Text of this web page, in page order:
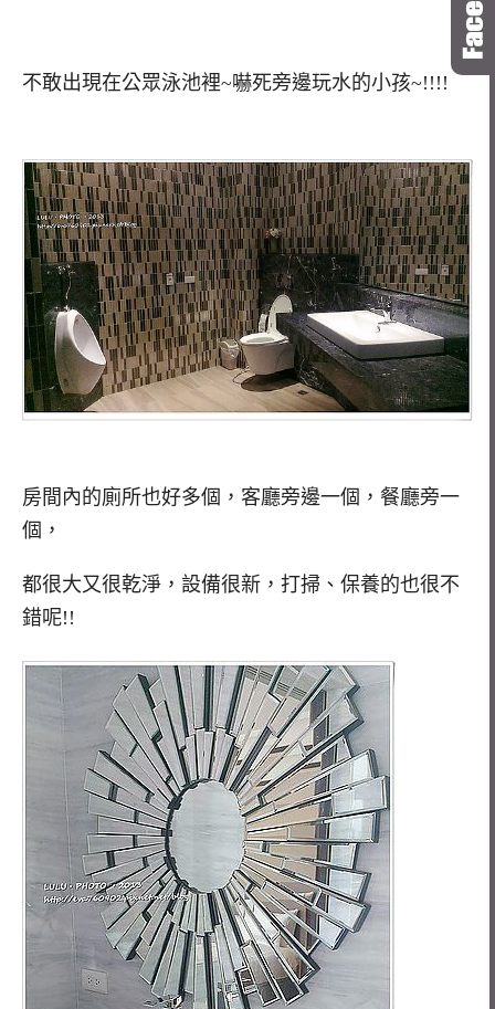
不敢出現在公眾泳池裡~嚇死旁邊玩水的小孩~!!!!
房間內的廁所也好多個，客廳旁邊一個，餐廳旁一
個，
都很大又很乾淨，設備很新，打掃、保養的也很不
錯呢!!